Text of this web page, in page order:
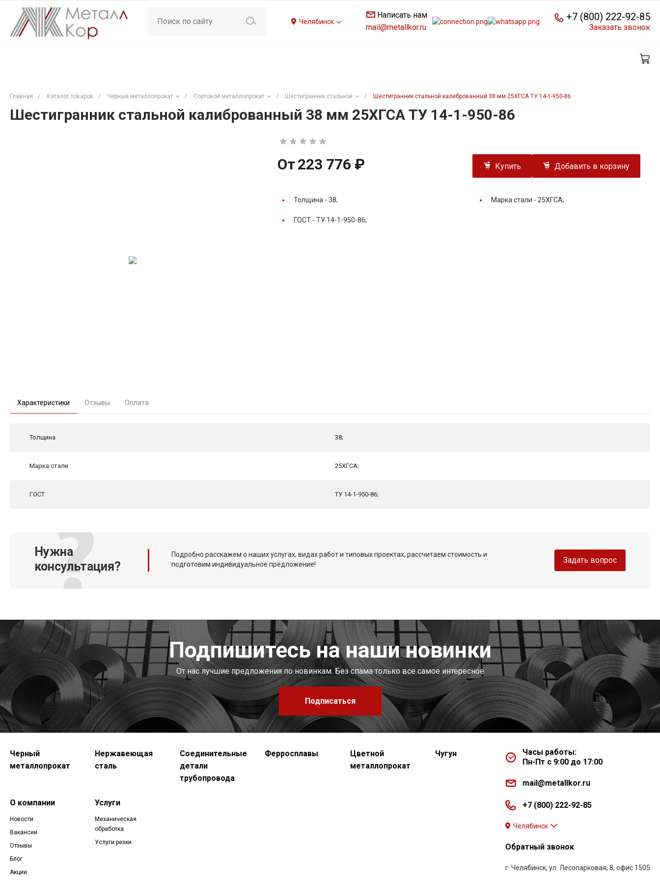
Челябинск
Написать нам
mail@metallkor.ru
+7 (800) 222-92-85
Заказать звонок
Главная / Каталог товаров / Черный металлопрокат / Сортовой металлопрокат / Шестигранник стальной / Шестигранник стальной калиброванный 38 мм 25ХГСА ТУ 14-1-950-86
Шестигранник стальной калиброванный 38 мм 25ХГСА ТУ 14-1-950-86
От223 776 ₽ Купить Добавить в корзину
Толщина - 38; Марка стали - 25ХГСА;
ГОСТ - ТУ 14-1-950-86;
Характеристики Отзывы Оплата
Толщина 38;
Марка стали 25ХГСА;
ГОСТ ТУ 14-1-950-86;
Нужна
консультация?
Подробно расскажем о наших услугах, видах работ и типовых проектах, рассчитаем стоимость и
подготовим индивидуальное предложение!
Задать вопрос
Подпишитесь на наши новинки
От нас лучшие предложения по новинкам. Без спама только все самое интересное
Подписаться
Черный
металлопрокат
Нержавеющая
сталь
Соединительные
детали
трубопровода
Ферросплавы
Цветной
металлопрокат
Чугун
О компании
Новости
Вакансии
Отзывы
Блог
Акции
Услуги
Механическая
обработка
Услуги резки
Часы работы:
Пн-Пт с 9:00 до 17:00
mail@metallkor.ru
+7 (800) 222-92-85
Челябинск
Обратный звонок
г. Челябинск, ул. Лесопарковая, 8, офис 1505